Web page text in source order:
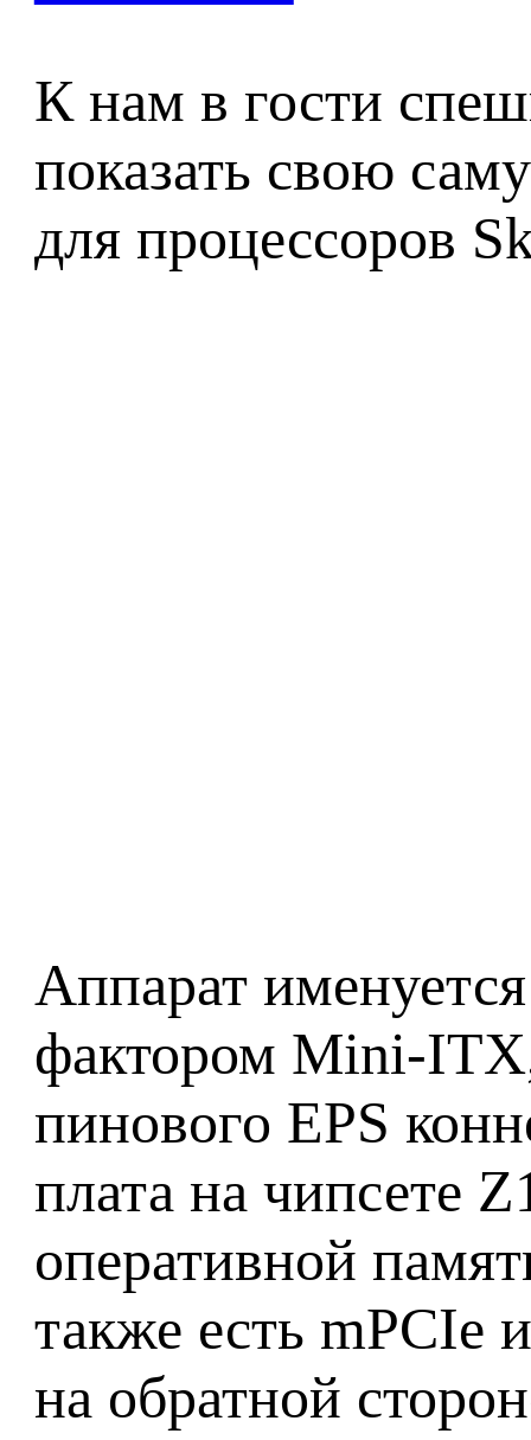
К нам в гости
показать свою
для процессоров
Аппарат
фактором Mini-
пинового EPS
плата на чипсете
оперативной
также есть mPCIe
на обратной